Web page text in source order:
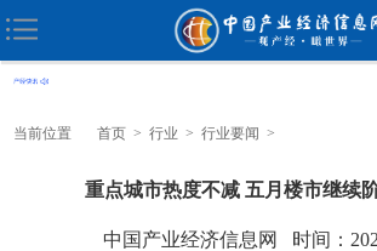
当前位置 首页 > 行业 > 行业要闻 >
重点城市热度不减 五月楼市继续
中国产业经济信息网 时间：